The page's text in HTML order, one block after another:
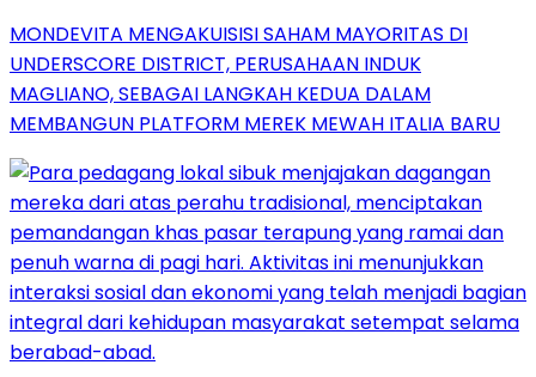
MONDEVITA MENGAKUISISI SAHAM MAYORITAS DI
UNDERSCORE DISTRICT, PERUSAHAAN INDUK
MAGLIANO, SEBAGAI LANGKAH KEDUA DALAM
MEMBANGUN PLATFORM MEREK MEWAH ITALIA BARU